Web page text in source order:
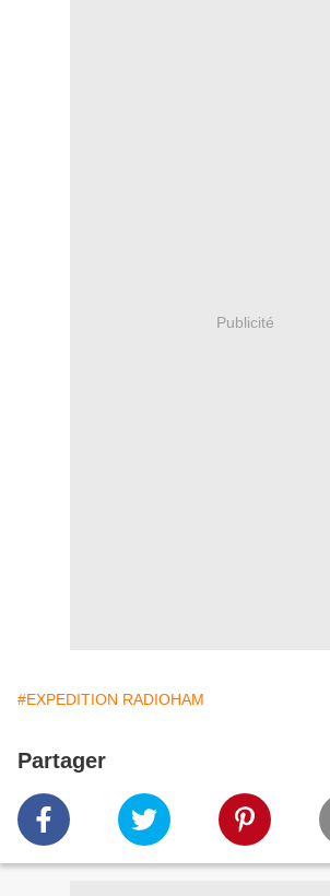
Publicité
#EXPEDITION RADIOHAM
Partager